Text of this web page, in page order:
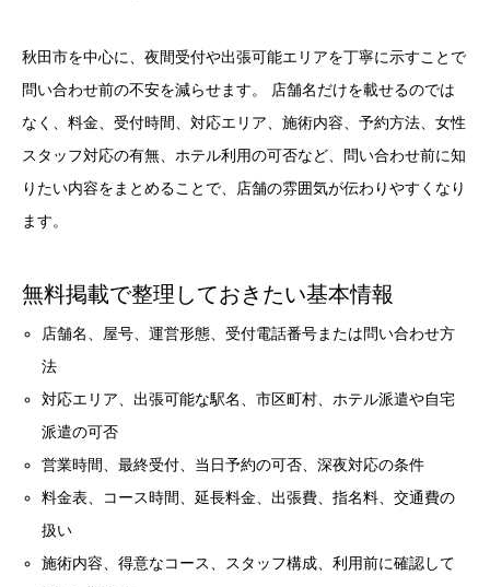
秋田市を中心に、夜間受付や出張可能エリアを丁寧に示すことで
問い合わせ前の不安を減らせます。 店舗名だけを載せるのでは
なく、料金、受付時間、対応エリア、施術内容、予約方法、女性
スタッフ対応の有無、ホテル利用の可否など、問い合わせ前に知
りたい内容をまとめることで、店舗の雰囲気が伝わりやすくなり
ます。
無料掲載で整理しておきたい基本情報
店舗名、屋号、運営形態、受付電話番号または問い合わせ方
法
対応エリア、出張可能な駅名、市区町村、ホテル派遣や自宅
派遣の可否
営業時間、最終受付、当日予約の可否、深夜対応の条件
料金表、コース時間、延長料金、出張費、指名料、交通費の
扱い
施術内容、得意なコース、スタッフ構成、利用前に確認して